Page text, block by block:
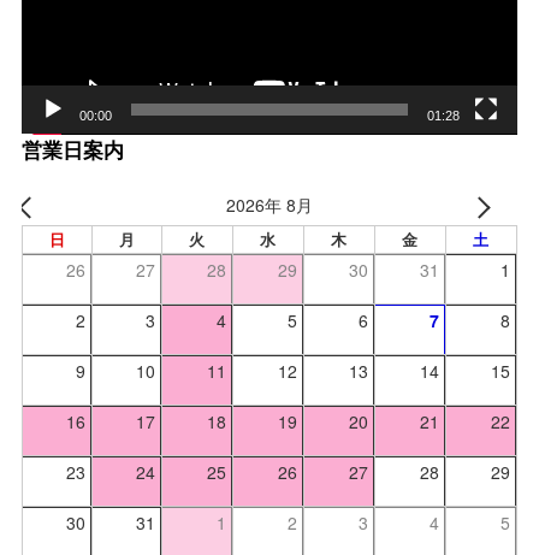
00:00 01:28
営業日案内
2026年 8月
日 月 火 水 木 金 土
26 27 28 29 30 31 1
2 3 4 5 6 7 8
9 10 11 12 13 14 15
16 17 18 19 20 21 22
23 24 25 26 27 28 29
30 31 1 2 3 4 5